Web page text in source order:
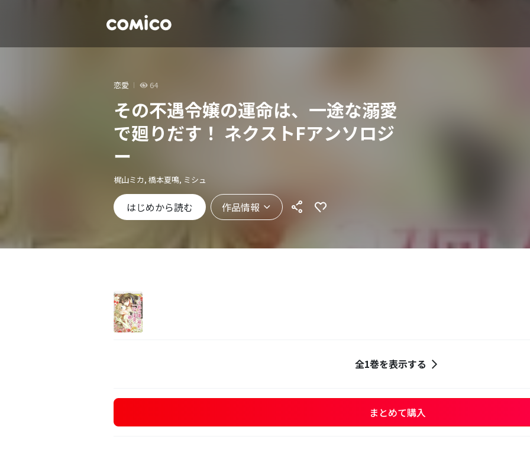
恋愛 64
その不遇令嬢の運命は、一途な溺愛
で廻りだす！ ネクストFアンソロジ
ー
梶山ミカ, 橋本夏鳴, ミシュ
はじめから読む 作品情報
全1巻を表示する
まとめて購入